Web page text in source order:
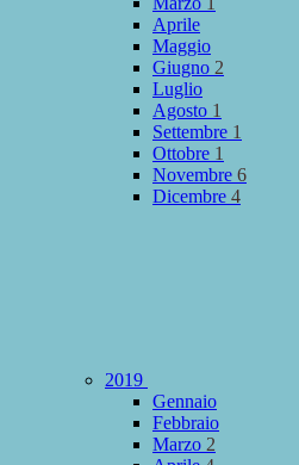
Aprile
Maggio
Giugno 2
Luglio
Agosto 1
Settembre 1
Ottobre 1
Novembre 6
Dicembre 4
2019
Gennaio
Febbraio
Marzo 2